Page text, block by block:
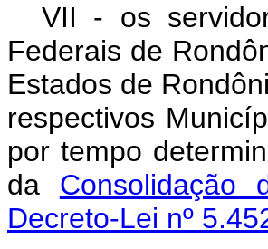
VII - os
Federais de
Estados de
respectivos
por tempo
da Consolidação
Decreto-Lei nº